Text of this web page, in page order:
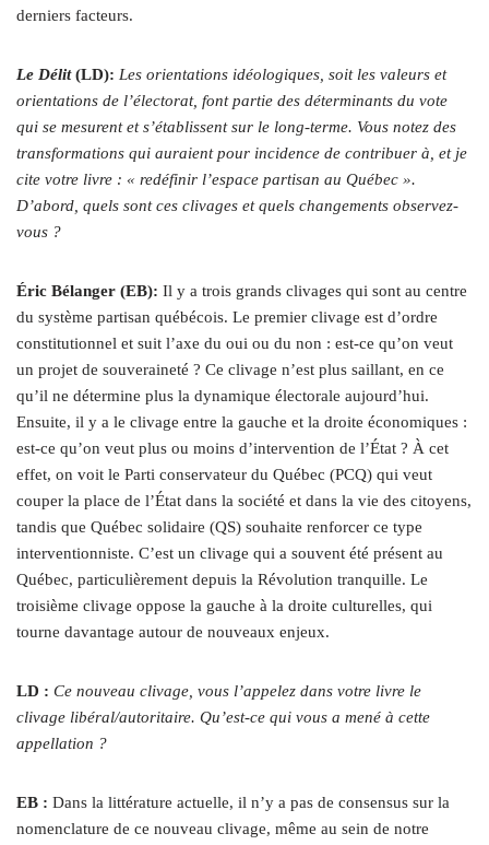
derniers facteurs.
Le Délit(LD): Les orientations idéologiques, soit les valeurs et
orientations de l’électorat, font partie des déterminants du vote
qui se mesurent et s’établissent sur le long-terme. Vous notez des
transformations qui auraient pour incidence de contribuer à, et je
cite votre livre : « redéfinir l’espace partisan au Québec ».
D’abord, quels sont ces clivages et quels changements observez-
vous ?
Éric Bélanger (EB): Il y a trois grands clivages qui sont au centre
du système partisan québécois. Le premier clivage est d’ordre
constitutionnel et suit l’axe du oui ou du non : est-ce qu’on veut
un projet de souveraineté ? Ce clivage n’est plus saillant, en ce
qu’il ne détermine plus la dynamique électorale aujourd’hui.
Ensuite, il y a le clivage entre la gauche et la droite économiques :
est-ce qu’on veut plus ou moins d’intervention de l’État ? À cet
effet, on voit le Parti conservateur du Québec (PCQ) qui veut
couper la place de l’État dans la société et dans la vie des citoyens,
tandis que Québec solidaire (QS) souhaite renforcer ce type
interventionniste. C’est un clivage qui a souvent été présent au
Québec, particulièrement depuis la Révolution tranquille. Le
troisième clivage oppose la gauche à la droite culturelles, qui
tourne davantage autour de nouveaux enjeux.
LD : Ce nouveau clivage, vous l’appelez dans votre livre le
clivage libéral/autoritaire. Qu’est-ce qui vous a mené à cette
appellation ?
EB : Dans la littérature actuelle, il n’y a pas de consensus sur la
nomenclature de ce nouveau clivage, même au sein de notre